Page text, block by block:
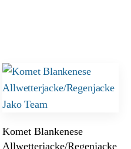
Komet Blankenese
Allwetterjacke/Regenjacke